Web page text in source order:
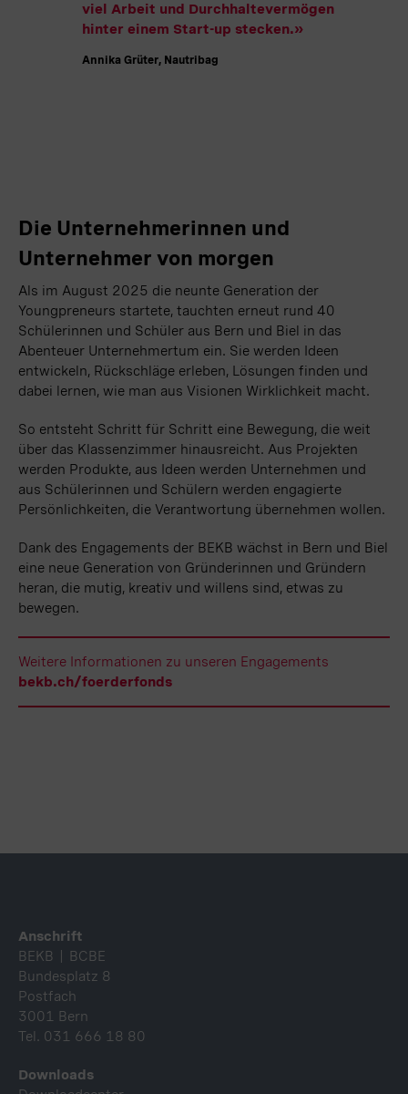
viel Arbeit und Durchhaltevermögen
hinter einem Start-up stecken.“
Annika Grüter, Nautribag
Die Unternehmerinnen und
Unternehmer von morgen
Als im August 2025 die neunte Generation der
Youngpreneurs startete, tauchten erneut rund 40
Schülerinnen und Schüler aus Bern und Biel in das
Abenteuer Unternehmertum ein. Sie werden Ideen
entwickeln, Rückschläge erleben, Lösungen finden und
dabei lernen, wie man aus Visionen Wirklichkeit macht.
So entsteht Schritt für Schritt eine Bewegung, die weit
über das Klassenzimmer hinausreicht. Aus Projekten
werden Produkte, aus Ideen werden Unternehmen und
aus Schülerinnen und Schülern werden engagierte
Persönlichkeiten, die Verantwortung übernehmen wollen.
Dank des Engagements der BEKB wächst in Bern und Biel
eine neue Generation von Gründerinnen und Gründern
heran, die mutig, kreativ und willens sind, etwas zu
bewegen.
Weitere Informationen zu unseren Engagements
bekb.ch/foerderfonds
Fusszeile
Anschrift
BEKB | BCBE
Bundesplatz 8
Postfach
3001 Bern
Tel. 031 666 18 80
Downloads